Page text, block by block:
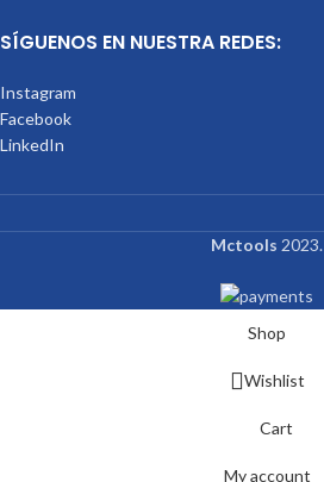
SÍGUENOS EN NUESTRA REDES:
Instagram
Facebook
LinkedIn
Mctools 2023.
Shop
Wishlist
Cart
My account